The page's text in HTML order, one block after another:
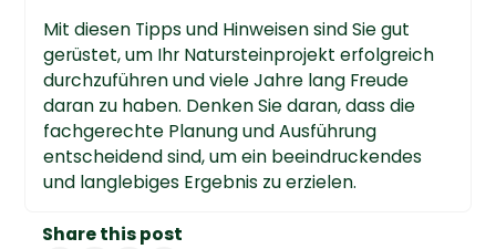
Mit diesen Tipps und Hinweisen sind Sie gut
gerüstet, um Ihr Natursteinprojekt erfolgreich
durchzuführen und viele Jahre lang Freude
daran zu haben. Denken Sie daran, dass die
fachgerechte Planung und Ausführung
entscheidend sind, um ein beeindruckendes
und langlebiges Ergebnis zu erzielen.
Share this post